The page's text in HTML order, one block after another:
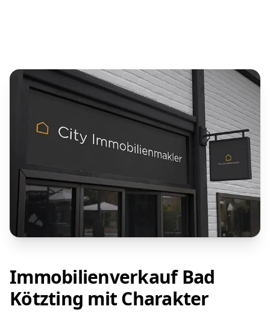
Immobilienverkauf Bad
Kötzting mit Charakter